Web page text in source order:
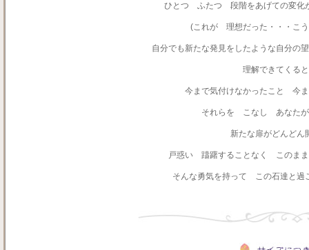
ひとつ ふたつ 段階をあげての変化
(これが 理想だった・・・こ
自分でも新たな発見をしたような自分の
理解できてくる
今まで気付けなかったこと 今
それらを こなし あなたが
新たな扉がどんどん
戸惑い 躊躇することなく このま
そんな勇気を持って この石達と過